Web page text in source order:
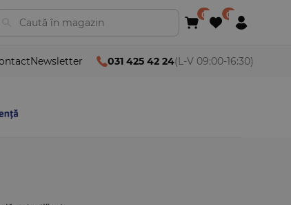
Newsletter 031 425 42 24(L-V 09:00-16:30)